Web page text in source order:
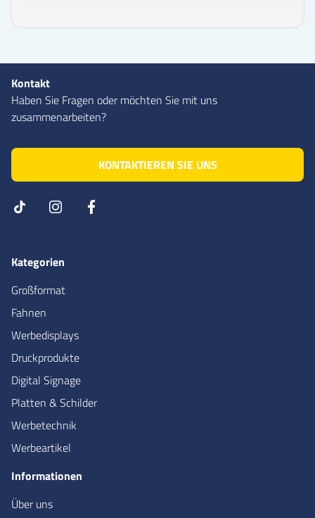
Kontakt
Haben Sie Fragen oder möchten Sie mit uns
zusammenarbeiten?
KONTAKTIEREN SIE UNS
Kategorien
Großformat
Fahnen
Werbedisplays
Druckprodukte
Digital Signage
Platten & Schilder
Werbetechnik
Werbeartikel
Informationen
Über uns